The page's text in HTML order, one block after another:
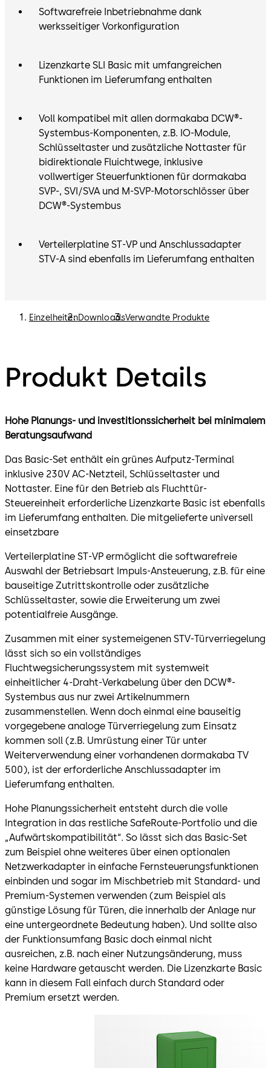
Softwarefreie Inbetriebnahme dank
werksseitiger Vorkonfiguration
Lizenzkarte SLI Basic mit umfangreichen
Funktionen im Lieferumfang enthalten
Voll kompatibel mit allen dormakaba DCW®-
Systembus-Komponenten, z.B. IO-Module,
Schlüsseltaster und zusätzliche Nottaster für
bidirektionale Fluichtwege, inklusive
vollwertiger Steuerfunktionen für dormakaba
SVP-, SVI/SVA und M-SVP-Motorschlösser über
DCW®-Systembus
Verteilerplatine ST-VP und Anschlussadapter
STV-A sind ebenfalls im Lieferumfang enthalten
EinzelheitenDownloadsVerwandte Produkte
Produkt Details
Hohe Planungs- und investitionssicherheit bei minimalem
Beratungsaufwand
Das Basic-Set enthält ein grünes Aufputz-Terminal
inklusive 230V AC-Netzteil, Schlüsseltaster und
Nottaster. Eine für den Betrieb als Fluchttür-
Steuereinheit erforderliche Lizenzkarte Basic ist ebenfalls
im Lieferumfang enthalten. Die mitgelieferte universell
einsetzbare
Verteilerplatine ST-VP ermöglicht die softwarefreie
Auswahl der Betriebsart Impuls-Ansteuerung, z.B. für eine
bauseitige Zutrittskontrolle oder zusätzliche
Schlüsseltaster, sowie die Erweiterung um zwei
potentialfreie Ausgänge.
Zusammen mit einer systemeigenen STV-Türverriegelung
lässt sich so ein vollständiges
Fluchtwegsicherungssystem mit systemweit
einheitlicher 4-Draht-Verkabelung über den DCW®-
Systembus aus nur zwei Artikelnummern
zusammenstellen. Wenn doch einmal eine bauseitig
vorgegebene analoge Türverriegelung zum Einsatz
kommen soll (z.B. Umrüstung einer Tür unter
Weiterverwendung einer vorhandenen dormakaba TV
500), ist der erforderliche Anschlussadapter im
Lieferumfang enthalten.
Hohe Planungssicherheit entsteht durch die volle
Integration in das restliche SafeRoute-Portfolio und die
„Aufwärtskompatibilität“. So lässt sich das Basic-Set
zum Beispiel ohne weiteres über einen optionalen
Netzwerkadapter in einfache Fernsteuerungsfunktionen
einbinden und sogar im Mischbetrieb mit Standard- und
Premium-Systemen verwenden (zum Beispiel als
günstige Lösung für Türen, die innerhalb der Anlage nur
eine untergeordnete Bedeutung haben). Und sollte also
der Funktionsumfang Basic doch einmal nicht
ausreichen, z.B. nach einer Nutzungsänderung, muss
keine Hardware getauscht werden. Die Lizenzkarte Basic
kann in diesem Fall einfach durch Standard oder
Premium ersetzt werden.